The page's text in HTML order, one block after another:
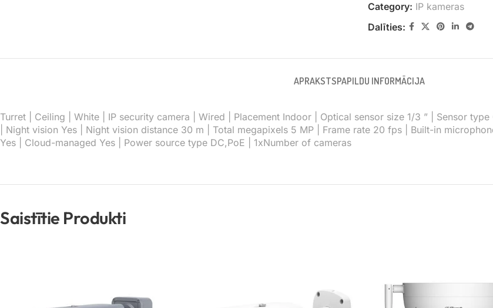
Category: IP kameras
Dalīties:
APRAKSTSPAPILDU INFORMĀCIJA
Turret | Ceiling | White | IP security camera | Wired | Placement Indoor | Optical sensor size 1/3 ” | Sensor
| Night vision Yes | Night vision distance 30 m | Total megapixels 5 MP | Frame rate 20 fps | Built-in
Yes | Cloud-managed Yes | Power source type DC,PoE | 1xNumber of cameras
Saistītie Produkti